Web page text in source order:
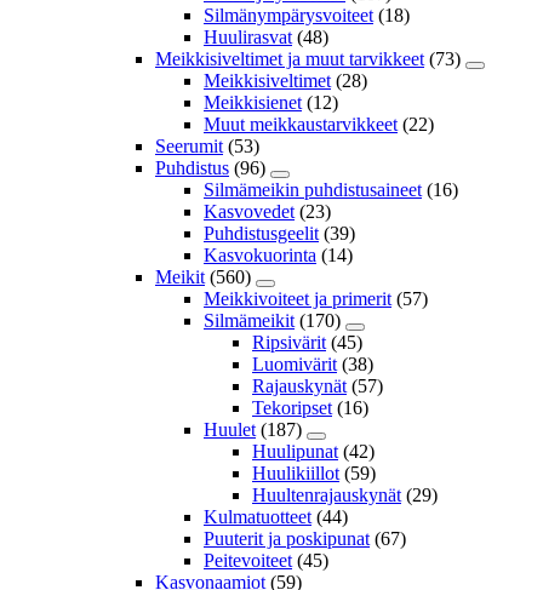
Silmänympärysvoiteet (18)
Huulirasvat (48)
Meikkisiveltimet ja muut tarvikkeet (73)
Meikkisiveltimet (28)
Meikkisienet (12)
Muut meikkaustarvikkeet (22)
Seerumit (53)
Puhdistus (96)
Silmämeikin puhdistusaineet (16)
Kasvovedet (23)
Puhdistusgeelit (39)
Kasvokuorinta (14)
Meikit (560)
Meikkivoiteet ja primerit (57)
Silmämeikit (170)
Ripsivärit (45)
Luomivärit (38)
Rajauskynät (57)
Tekoripset (16)
Huulet (187)
Huulipunat (42)
Huulikiillot (59)
Huultenrajauskynät (29)
Kulmatuotteet (44)
Puuterit ja poskipunat (67)
Peitevoiteet (45)
Kasvonaamiot (59)